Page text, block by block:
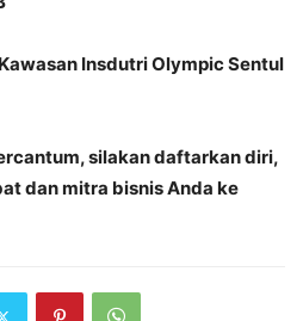
Insdutri Olympic Sentul
silakan daftarkan diri,
dan mitra bisnis Anda ke